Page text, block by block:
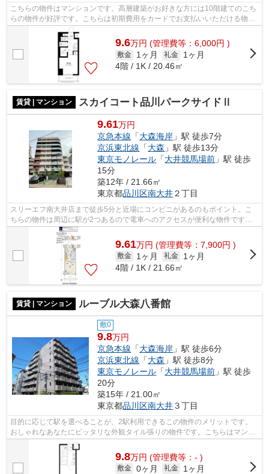
こちらの物件はマンションです。高層建築がお好きな方には10階建てのこち
らの物件が好評です。こちらは初期費用をカードでお支払いいただける物件
なので、支払い手続きの手間が省けま...
9.6万円 (管理費等：6,000円 )
敷金 1ヶ月 礼金
1ヶ月
4階 / 1K / 20.46㎡
賃貸 | マンション スカイコート品川パークサイドⅡ
9.61万円
京急本線 「大森海岸 」駅 徒歩7分
京浜東北線 「大森 」駅 徒歩13分
東京モノレール 「大井競馬場前 」駅 徒歩
15分
築12年 / 21.66㎡
東京都品川区南大井２丁目
スリーエフ南大井店まで徒歩5分と近場にコンビニがあるのもポイント。こ
ちらの物件は周辺に駅が2つあるので電車へのアクセスが便利な物件です。
こちらの物件はマンションです。共用部...
9.61万円 (管理費等：7,900円 )
敷金 1ヶ月 礼金
1ヶ月
4階 / 1K / 21.66㎡
賃貸 | マンション ルーブル大森八番館
敷0
9.8万円
京急本線 「大森海岸 」駅 徒歩6分
京浜東北線 「大森 」駅 徒歩8分
東京モノレール 「大井競馬場前 」駅 徒歩
20分
築15年 / 21.00㎡
東京都品川区南大井３丁目
目的に応じて駅を選べることが、2駅利用できるこの物件のメリットです。
おしゃれなあなたにピッタリな外観タイル張りの物件です。こちらはマンシ
ョンタイプになります。共用部には敷地...
9.8万円 (管理費等：- )
敷金 0ヶ月 礼金
1ヶ月